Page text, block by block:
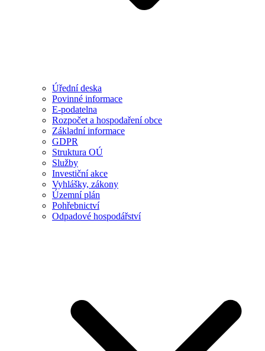
Úřední deska
Povinné informace
E-podatelna
Rozpočet a hospodaření obce
Základní informace
GDPR
Struktura OÚ
Služby
Investiční akce
Vyhlášky, zákony
Územní plán
Pohřebnictví
Odpadové hospodářství